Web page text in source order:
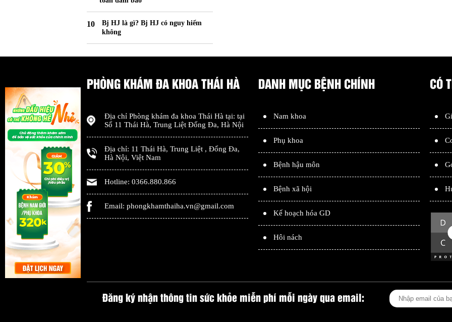
Bj HJ là gì? Bj HJ có nguy hiểm
không
PHÒNG KHÁM ĐA KHOA THÁI HÀ
Địa chỉ Phòng khám đa khoa Thái Hà tại: tại
Số 11 Thái Hà, Trung Liệt Đống Đa, Hà Nội
Địa chỉ: 11 Thái Hà, Trung Liệt , Đống Đa,
Hà Nội, Việt Nam
Hotline: 0366.880.866
Email: phongkhamthaiha.vn@gmail.com
DANH MỤC BỆNH CHÍNH
Nam khoa
Phụ khoa
Bệnh hậu môn
Bệnh xã hội
Kế hoạch hóa GD
Hôi nách
CÓ
Đăng ký nhận thông tin sức khỏe miễn phí mỗi ngày qua email: